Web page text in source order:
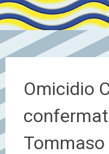
Omicidio